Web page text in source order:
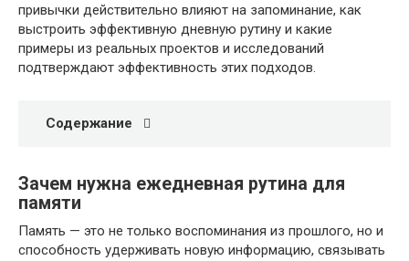
привычки действительно влияют на запоминание, как
выстроить эффективную дневную рутину и какие
примеры из реальных проектов и исследований
подтверждают эффективность этих подходов.
Содержание
Зачем нужна ежедневная рутина для
памяти
Память — это не только воспоминания из прошлого, но и
способность удерживать новую информацию, связывать